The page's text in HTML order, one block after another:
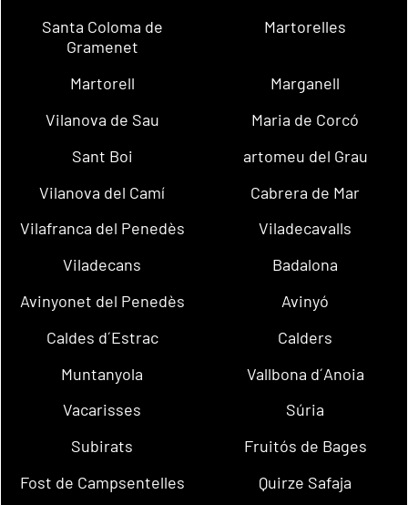
Santa Coloma de
Gramenet
Martorelles
Martorell
Marganell
Vilanova de Sau
Maria de Corcó
Sant Boi
artomeu del Grau
Vilanova del Camí
Cabrera de Mar
Vilafranca del Penedès
Viladecavalls
Viladecans
Badalona
Avinyonet del Penedès
Avinyó
Caldes d´Estrac
Calders
Muntanyola
Vallbona d´Anoia
Vacarisses
Súria
Subirats
Fruitós de Bages
Fost de Campsentelles
Quirze Safaja